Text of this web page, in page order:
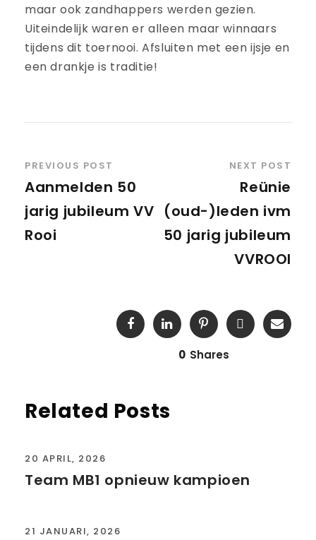
maar ook zandhappers werden gezien.
Uiteindelijk waren er alleen maar winnaars
tijdens dit toernooi. Afsluiten met een ijsje en
een drankje is traditie!
PREVIOUS POST
Aanmelden 50
jarig jubileum VV
Rooi
NEXT POST
Reünie
(oud-)leden ivm
50 jarig jubileum
VVROOI
0 Shares
Related Posts
20 APRIL, 2026
Team MB1 opnieuw kampioen
21 JANUARI, 2026